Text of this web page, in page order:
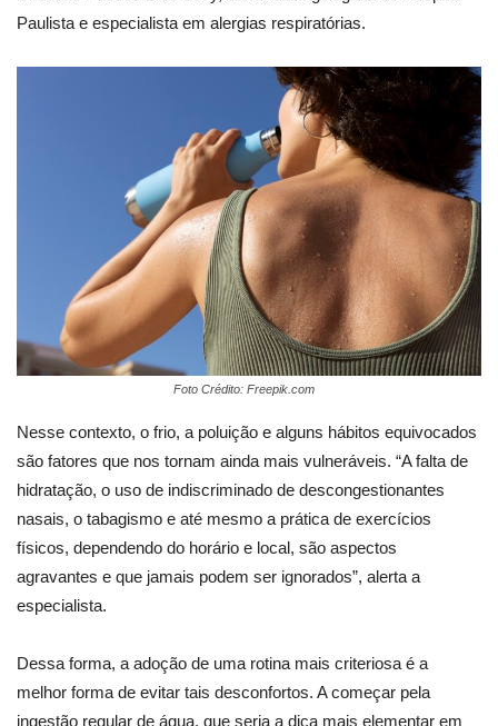
Paulista e especialista em alergias respiratórias.
Foto Crédito: Freepik.com
Nesse contexto, o frio, a poluição e alguns hábitos equivocados
são fatores que nos tornam ainda mais vulneráveis. “A falta de
hidratação, o uso de indiscriminado de descongestionantes
nasais, o tabagismo e até mesmo a prática de exercícios
físicos, dependendo do horário e local, são aspectos
agravantes e que jamais podem ser ignorados”, alerta a
especialista.
Dessa forma, a adoção de uma rotina mais criteriosa é a
melhor forma de evitar tais desconfortos. A começar pela
ingestão regular de água, que seria a dica mais elementar em